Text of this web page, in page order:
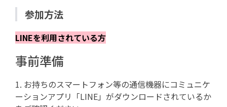
参加方法
LINEを利用されている方
事前準備
1. お持ちのスマートフォン等の通信機器にコミュニケ
ーションアプリ「LINE」がダウンロードされているか